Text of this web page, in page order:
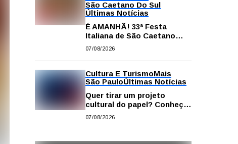
São Caetano Do Sul
Últimas Notícias
É AMANHÃ! 33ª Festa
Italiana de São Caetano
começa neste sábado com
solidariedade
07/08/2026
Cultura E TurismoMais
São PauloÚltimas Notícias
Quer tirar um projeto
cultural do papel? Conheça
os principais editais
07/08/2026